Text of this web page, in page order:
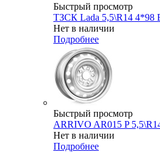
Быстрый просмотр
ТЗСК Lada 5,5\R14 4*98
Нет в наличии
Подробнее
Быстрый просмотр
ARRIVO AR015 P
Нет в наличии
Подробнее